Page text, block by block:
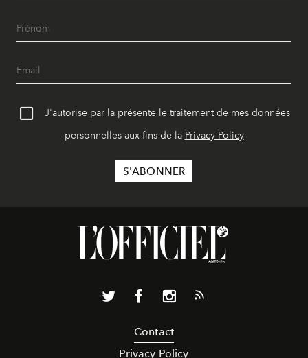
J'autorise par la présente le traitement de mes données
personnelles aux fins de la Privacy Policy
Contact
Privacy Policy